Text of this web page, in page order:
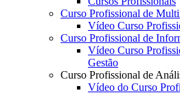
Curso Profissional de
Vídeo Curso
Curso Profissional de
Vídeo Curso
Gestão
Curso Profissional de
Vídeo do Curso